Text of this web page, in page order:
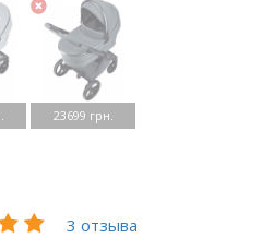
23699 грн.
3 отзыва